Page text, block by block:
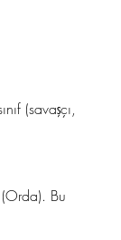
(savaşçı,
Bu